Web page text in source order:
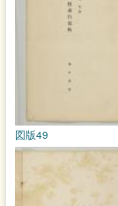
図版49